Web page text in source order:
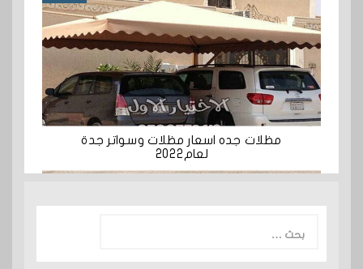
مظلات جده اسعار مظلات وسواتر جدة
لعام2022
عن: